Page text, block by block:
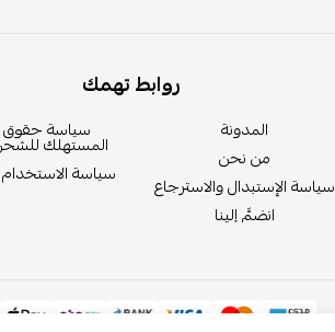
روابط تهمك
المدونة
من نحن
سياسة الإستبدال والاسترجاع
انضمَّ إلينا
سياسة حقوق
المستهلك
سياسة